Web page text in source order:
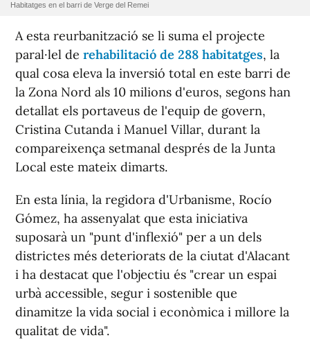
Habitatges en el barri de Verge del Remei
A esta reurbanització se li suma el projecte
paral·lel de rehabilitació de 288 habitatges, la
qual cosa eleva la inversió total en este barri de
la Zona Nord als 10 milions d'euros, segons han
detallat els portaveus de l'equip de govern,
Cristina Cutanda i Manuel Villar, durant la
compareixença setmanal després de la Junta
Local este mateix dimarts.
En esta línia, la regidora d'Urbanisme, Rocío
Gómez, ha assenyalat que esta iniciativa
suposarà un "punt d'inflexió" per a un dels
districtes més deteriorats de la ciutat d'Alacant
i ha destacat que l'objectiu és "crear un espai
urbà accessible, segur i sostenible que
dinamitze la vida social i econòmica i millore la
qualitat de vida".